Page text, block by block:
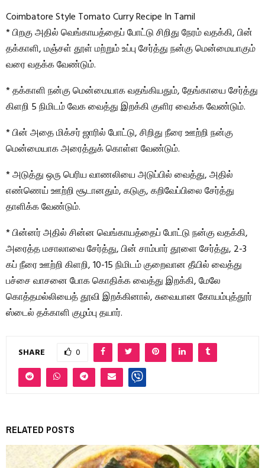
Coimbatore Style Tomato Curry Recipe In Tamil
* பிறகு அதில் வெங்காயத்தைப் போட்டு சிறிது நேரம் வதக்கி, பின்
தக்காளி, மஞ்சள் தூள் மற்றும் உப்பு சேர்த்து நன்கு மென்மையாகும்
வரை வதக்க வேண்டும்.
* தக்காளி நன்கு மென்மையாக வதங்கியதும், தேங்காயை சேர்த்து
கிளறி 5 நிமிடம் வேக வைத்து இறக்கி குளிர வைக்க வேண்டும்.
* பின் அதை மிக்சர் ஜாரில் போட்டு, சிறிது நீரை ஊற்றி நன்கு
மென்மையாக அரைத்துக் கொள்ள வேண்டும்.
* அடுத்து ஒரு பெரிய வாணலியை அடுப்பில் வைத்து, அதில்
எண்ணெய் ஊற்றி சூடானதும், கடுகு, கறிவேப்பிலை சேர்த்து
தாளிக்க வேண்டும்.
* பின்னர் அதில் சின்ன வெங்காயத்தைப் போட்டு நன்கு வதக்கி,
அரைத்த மசாலாவை சேர்த்து, பின் சாம்பார் தூளை சேர்த்து, 2-3
கப் நீரை ஊற்றி கிளறி, 10-15 நிமிடம் குறைவான தீயில் வைத்து
பச்சை வாசனை போக கொதிக்க வைத்து இறக்கி, மேலே
கொத்தமல்லியைத் தூவி இறக்கினால், சுவையான கோயம்புத்தூர்
ஸ்டைல் தக்காளி குழம்பு தயார்.
SHARE 0
RELATED POSTS